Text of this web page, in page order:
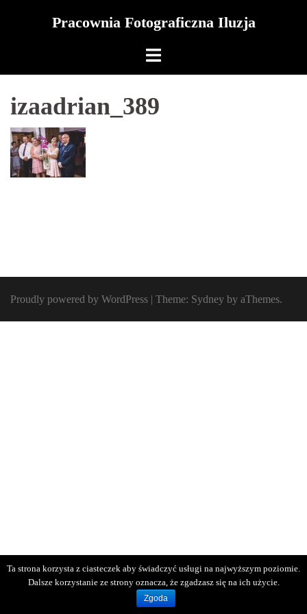
Pracownia Fotograficzna Iluzja
izaadrian_389
Proudly powered by WordPress | Theme: Sydney by aThemes.
Ta strona korzysta z ciasteczek aby świadczyć usługi na najwyższym poziomie.
Dalsze korzystanie ze strony oznacza, że zgadzasz się na ich użycie.
Zgoda